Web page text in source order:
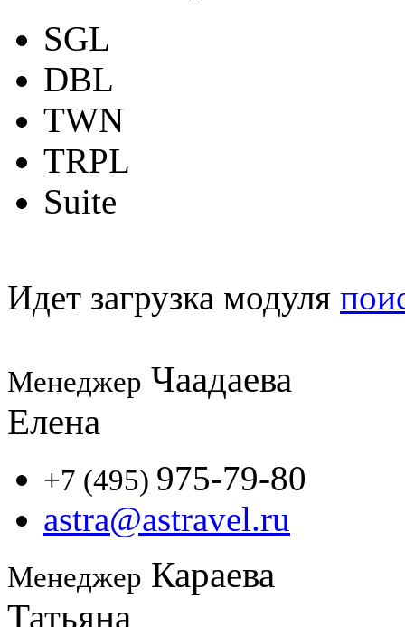
SGL
DBL
TWN
TRPL
Suite
Идет загрузка модуля
Менеджер Чаадаева
Елена
+7 (495) 975-79-80
astra@astravel.ru
Менеджер Караева
Татьяна